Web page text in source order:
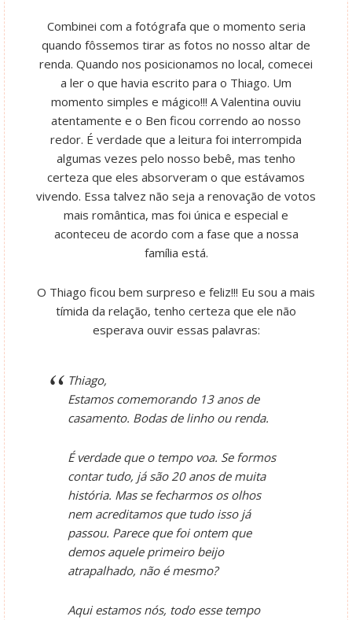
Combinei com a fotógrafa que o momento seria
quando fôssemos tirar as fotos no nosso altar de
renda. Quando nos posicionamos no local, comecei
a ler o que havia escrito para o Thiago. Um
momento simples e mágico!!! A Valentina ouviu
atentamente e o Ben ficou correndo ao nosso
redor. É verdade que a leitura foi interrompida
algumas vezes pelo nosso bebê, mas tenho
certeza que eles absorveram o que estávamos
vivendo. Essa talvez não seja a renovação de votos
mais romântica, mas foi única e especial e
aconteceu de acordo com a fase que a nossa
família está.
O Thiago ficou bem surpreso e feliz!!! Eu sou a mais
tímida da relação, tenho certeza que ele não
esperava ouvir essas palavras:
Thiago,
Estamos comemorando 13 anos de
casamento. Bodas de linho ou renda.
É verdade que o tempo voa. Se formos
contar tudo, já são 20 anos de muita
história. Mas se fecharmos os olhos
nem acreditamos que tudo isso já
passou. Parece que foi ontem que
demos aquele primeiro beijo
atrapalhado, não é mesmo?
Aqui estamos nós, todo esse tempo